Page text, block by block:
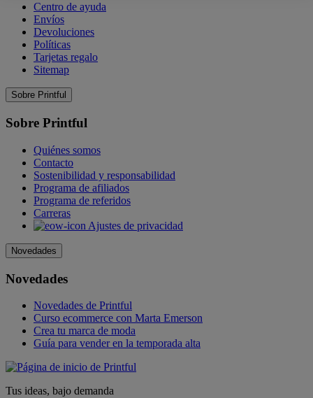
Centro de ayuda
Envíos
Devoluciones
Políticas
Tarjetas regalo
Sitemap
Sobre Printful
Sobre Printful
Quiénes somos
Contacto
Sostenibilidad y responsabilidad
Programa de afiliados
Programa de referidos
Carreras
Ajustes de privacidad
Novedades
Novedades
Novedades de Printful
Curso ecommerce con Marta Emerson
Crea tu marca de moda
Guía para vender en la temporada alta
Tus ideas, bajo demanda